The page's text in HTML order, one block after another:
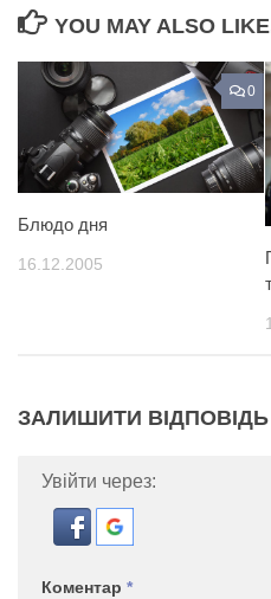
YOU MAY ALSO
0
Блюдо дня
16.12.2005
ЗАЛИШИТИ ВІДПОВІДЬ
Увійти через:
Коментар *